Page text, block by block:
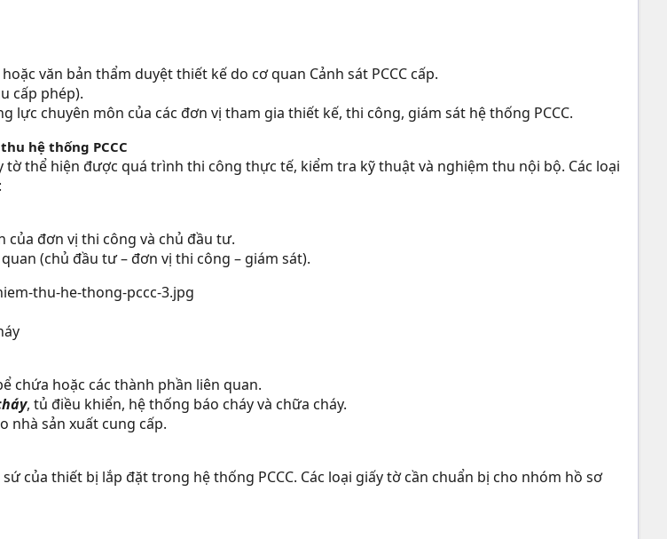
văn bản thẩm duyệt thiết kế do cơ quan Cảnh sát PCCC cấp.
cấp phép).
lực chuyên môn của các đơn vị tham gia thiết kế, thi công, giám sát hệ thống PCCC.
hệ thống PCCC
thể hiện được quá trình thi công thực tế, kiểm tra kỹ thuật và nghiệm thu nội bộ. Các loại
của đơn vị thi công và chủ đầu tư.
(chủ đầu tư – đơn vị thi công – giám sát).
chứa hoặc các thành phần liên quan.
, tủ điều khiển, hệ thống báo cháy và chữa cháy.
nhà sản xuất cung cấp.
của thiết bị lắp đặt trong hệ thống PCCC. Các loại giấy tờ cần chuẩn bị cho nhóm hồ sơ